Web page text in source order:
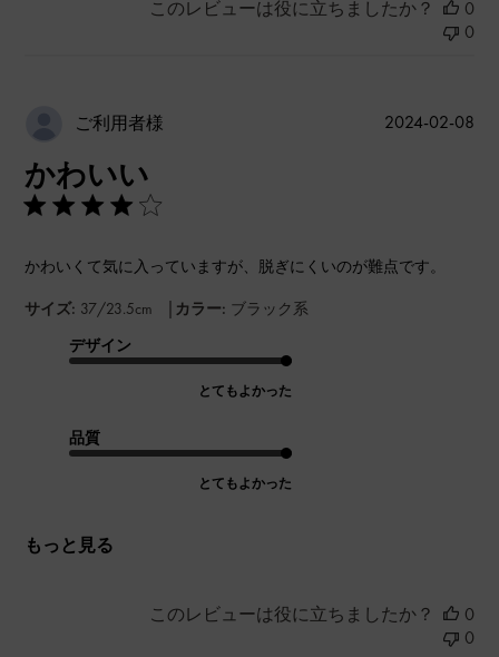
このレビューは役に立ちましたか？
0
0
ご利用者様
かわいい
かわいくて気に入っていますが、脱ぎにくいのが難点です。
サイズ: 37/23.5cm | カラー: ブラック系
デザイン
とてもよかった
品質
とてもよかった
もっと見る
公
2024-02-08
このレビューは役に立ちましたか？
0
0